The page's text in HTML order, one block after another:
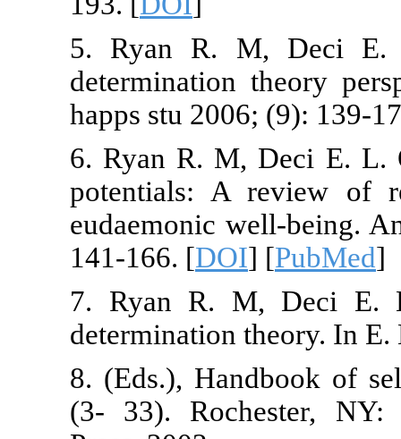
5. Ryan
happs stu
6. Ryan R.
potentials:
eudaemonic
141-166. [
7. Ryan R.
8. (Eds.),
(3- 33).